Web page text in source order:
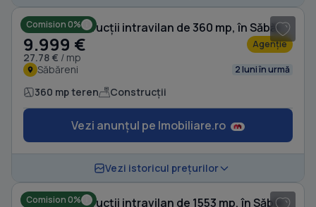
Comision 0% Teren Construcții intravilan de 360 mp, în Săbăreni
9.999 €
27.78 € / mp
Agenție
Săbăreni 2 luni în urmă
360 mp teren Construcții
Vezi anunțul pe Imobiliare.ro
Vezi istoricul prețurilor
Comision 0% Teren Construcții intravilan de 1553 mp, în Săbăreni